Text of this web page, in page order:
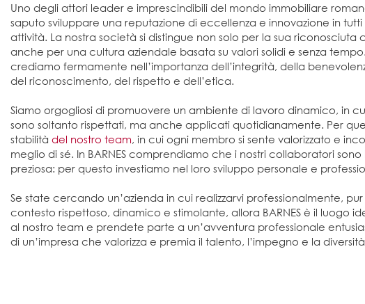
Uno degli attori leader e imprescindibili del mondo immobiliare
saputo sviluppare una reputazione di eccellenza e innovazione in tutti
attività. La nostra società si distingue non solo per la sua riconosciuta
anche per una cultura aziendale basata su valori solidi e senza tempo.
crediamo fermamente nell’importanza dell’integrità, della
del riconoscimento, del rispetto e dell’etica.
Siamo orgogliosi di promuovere un ambiente di lavoro dinamico, in
sono soltanto rispettati, ma anche applicati quotidianamente. Per
stabilità del nostro team, in cui ogni membro si sente valorizzato e
meglio di sé. In BARNES comprendiamo che i nostri collaboratori sono
preziosa: per questo investiamo nel loro sviluppo personale e
Se state cercando un’azienda in cui realizzarvi professionalmente,
contesto rispettoso, dinamico e stimolante, allora BARNES è il luogo
al nostro team e prendete parte a un’avventura professionale
di un’impresa che valorizza e premia il talento, l’impegno e la